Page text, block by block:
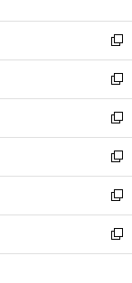
開
く
ウ
で
開
く
ン
ド
ウ
で
開
く
新
し
い
ウ
ィ
ン
ド
ウ
で
開
く
新
し
い
ウ
ィ
ン
ド
ウ
で
開
新
し
い
ウ
ィ
ン
ド
ウ
新
し
い
ウ
ィ
ン
新
し
い
ウ
新
し